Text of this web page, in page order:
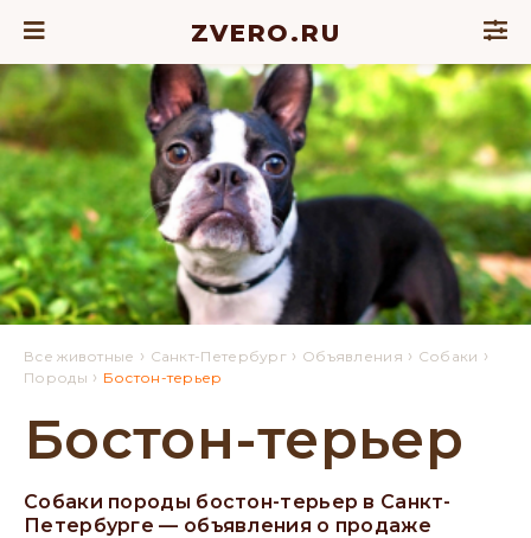
ZVERO.RU
Все животные › Санкт-Петербург › Объявления › Собаки ›
Породы › Бостон-терьер
Бостон-терьер
Собаки породы бостон-терьер в Санкт-
Петербурге — объявления о продаже